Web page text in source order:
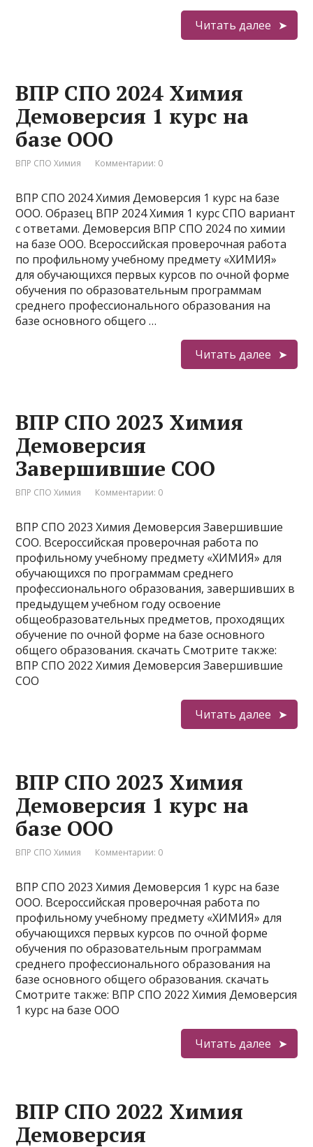
Читать далее
ВПР СПО 2024 Химия
Демоверсия 1 курс на
базе ООО
ВПР СПО Химия Комментарии: 0
ВПР СПО 2024 Химия Демоверсия 1 курс на базе
ООО. Образец ВПР 2024 Химия 1 курс СПО вариант
с ответами. Демоверсия ВПР СПО 2024 по химии
на базе ООО. Всероссийская проверочная работа
по профильному учебному предмету «ХИМИЯ»
для обучающихся первых курсов по очной форме
обучения по образовательным программам
среднего профессионального образования на
базе основного общего …
Читать далее
ВПР СПО 2023 Химия
Демоверсия
Завершившие СОО
ВПР СПО Химия Комментарии: 0
ВПР СПО 2023 Химия Демоверсия Завершившие
СОО. Всероссийская проверочная работа по
профильному учебному предмету «ХИМИЯ» для
обучающихся по программам среднего
профессионального образования, завершивших в
предыдущем учебном году освоение
общеобразовательных предметов, проходящих
обучение по очной форме на базе основного
общего образования. скачать Смотрите также:
ВПР СПО 2022 Химия Демоверсия Завершившие
СОО
Читать далее
ВПР СПО 2023 Химия
Демоверсия 1 курс на
базе ООО
ВПР СПО Химия Комментарии: 0
ВПР СПО 2023 Химия Демоверсия 1 курс на базе
ООО. Всероссийская проверочная работа по
профильному учебному предмету «ХИМИЯ» для
обучающихся первых курсов по очной форме
обучения по образовательным программам
среднего профессионального образования на
базе основного общего образования. скачать
Смотрите также: ВПР СПО 2022 Химия Демоверсия
1 курс на базе ООО
Читать далее
ВПР СПО 2022 Химия
Демоверсия